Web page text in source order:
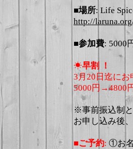
■場所: Life
http://
■参加費: 5000
☀︎早割 ！
3月20日迄に
5000円→4800
※事前振込制
お申し込み後
■ご予約: ①お